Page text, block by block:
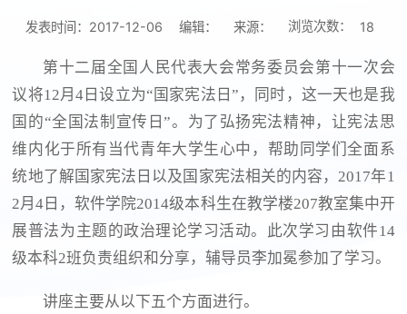
发表时间：2017-12-06 编辑： 来源： 浏览次数： 18
第十二届全国人民代表大会常务委员会第十一次会
议将12月4日设立为“国家宪法日”，同时，这一天也是我
国的“全国法制宣传日”。为了弘扬宪法精神，让宪法思
维内化于所有当代青年大学生心中，帮助同学们全面系
统地了解国家宪法日以及国家宪法相关的内容，2017年1
2月4日，软件学院2014级本科生在教学楼207教室集中开
展普法为主题的政治理论学习活动。此次学习由软件14
级本科2班负责组织和分享，辅导员李加冕参加了学习。
讲座主要从以下五个方面进行。